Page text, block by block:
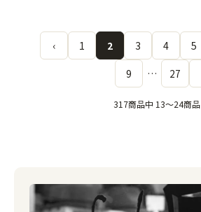
‹ 1 2 3 4 5
9
… 27
317商品中 13〜24商品